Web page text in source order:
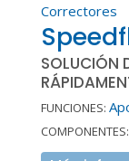
Correctores
SOLUCIÓN
FUNCIONES:
COMPONENTES: